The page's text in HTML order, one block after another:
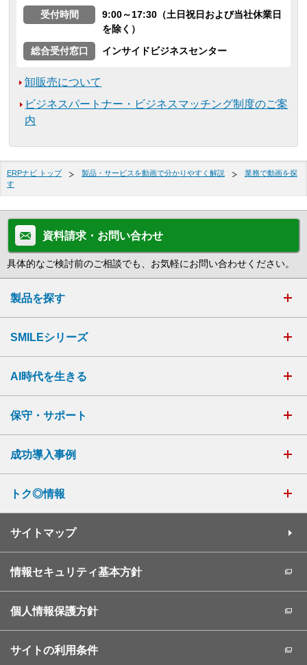
受付時間
9:00～17:30（土日祝日および当社休業日
を除く）
総合受付窓口
インサイドビジネスセンター
卸販売について
ビジネスパートナー・ビジネスマッチング制度のご案
内
ERPナビ トップ 製品・サービスを動画で分かりやすく解説
業務で動画を探
す
資料請求・お問い合わせ
具体的なご検討前のご相談でも、お気軽にお問い合わせください。
製品を探す
SMILEシリーズ
AI時代を生きる
保守・サポート
成功導入事例
トク◎情報
サイトマップ
情報セキュリティ基本方針
個人情報保護方針
サイトの利用条件